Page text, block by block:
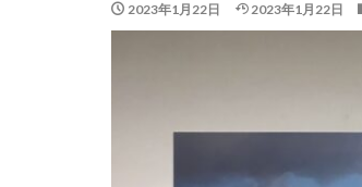
2023年1月22日 2023年1月22日